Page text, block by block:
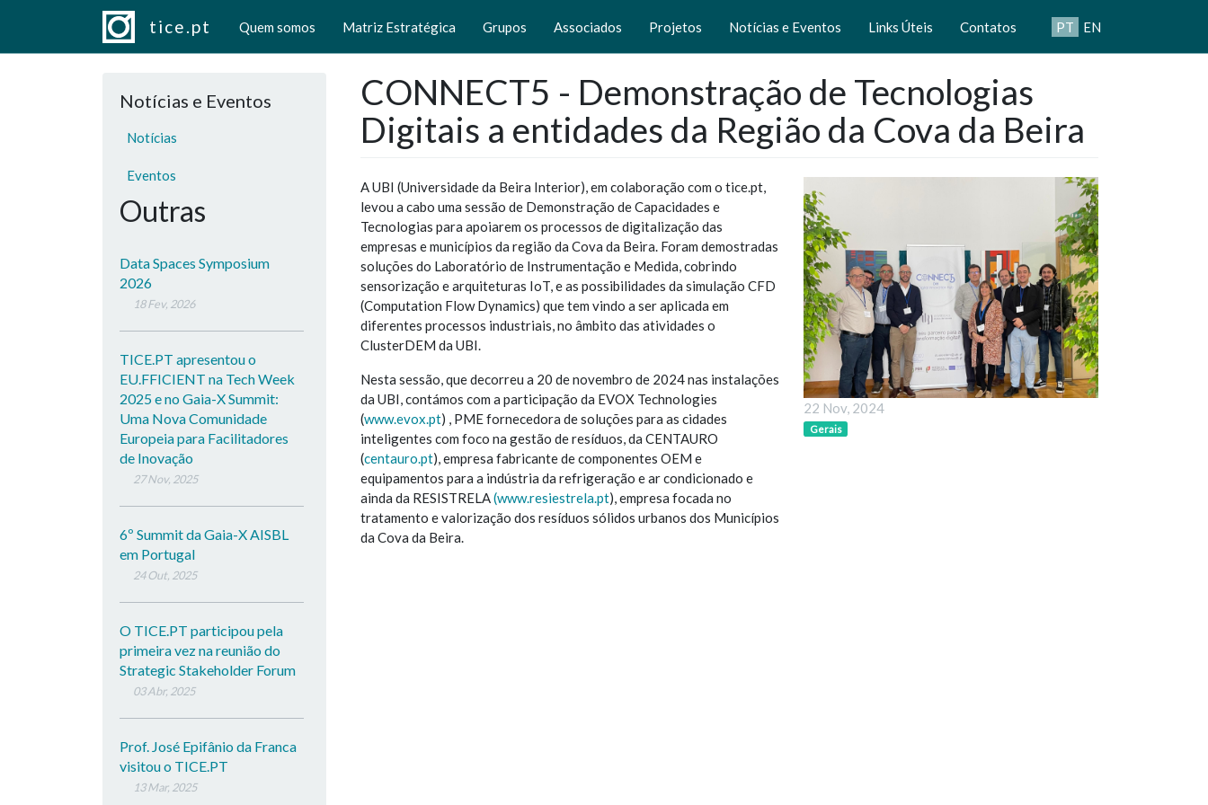
Passar para o conteúdo principal
tice.pt Quem somos Matriz Estratégica Grupos Associados Projetos Notícias e Eventos Links Úteis Contatos PT EN
Notícias e Eventos
Notícias
Eventos
Outras
Data Spaces Symposium
2026
18 Fev, 2026
TICE.PT apresentou o
EU.FFICIENT na Tech Week
2025 e no Gaia-X Summit:
Uma Nova Comunidade
Europeia para Facilitadores
de Inovação
27 Nov, 2025
6º Summit da Gaia-X AISBL
em Portugal
24 Out, 2025
O TICE.PT participou pela
primeira vez na reunião do
Strategic Stakeholder Forum
03 Abr, 2025
Prof. José Epifânio da Franca
visitou o TICE.PT
13 Mar, 2025
CONNECT5 - Demonstração de Tecnologias
Digitais a entidades da Região da Cova da Beira
A UBI (Universidade da Beira Interior), em colaboração com o tice.pt,
levou a cabo uma sessão de Demonstração de Capacidades e
Tecnologias para apoiarem os processos de digitalização das
empresas e municípios da região da Cova da Beira. Foram demostradas
soluções do Laboratório de Instrumentação e Medida, cobrindo
sensorização e arquiteturas IoT, e as possibilidades da simulação CFD
(Computation Flow Dynamics) que tem vindo a ser aplicada em
diferentes processos industriais, no âmbito das atividades o
ClusterDEM da UBI.
Nesta sessão, que decorreu a 20 de novembro de 2024 nas instalações
da UBI, contámos com a participação da EVOX Technologies
(www.evox.pt) , PME fornecedora de soluções para as cidades
inteligentes com foco na gestão de resíduos, da CENTAURO
(centauro.pt), empresa fabricante de componentes OEM e
equipamentos para a indústria da refrigeração e ar condicionado e
ainda da RESISTRELA(www.resiestrela.pt), empresa focada no
tratamento e valorização dos resíduos sólidos urbanos dos Municípios
da Cova da Beira.
22 Nov, 2024
Gerais